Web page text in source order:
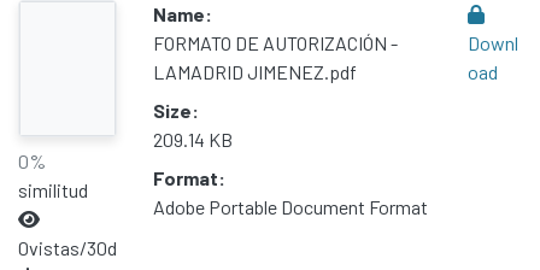
0%
similitud
0vistas/30d
Name:
FORMATO DE AUTORIZACIÓN -
LAMADRID JIMENEZ.pdf
Size:
209.14 KB
Format:
Adobe Portable Document Format
Downl
oad